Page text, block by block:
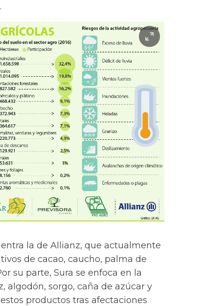
la de Allianz, que actualmente
de cacao, caucho, palma de
su parte, Sura se enfoca en la
algodón, sorgo, caña de azúcar y
productos tras afectaciones